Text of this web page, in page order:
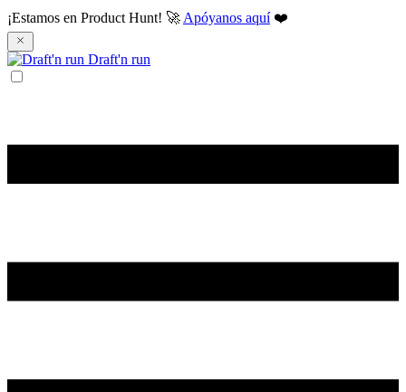
¡Estamos en Product Hunt! 🚀 Apóyanos aquí❤️
Draft'n run